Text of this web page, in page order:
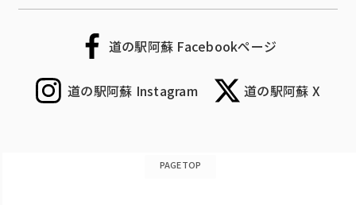
道の駅阿蘇 Facebookページ
道の駅阿蘇 Instagram 道の駅阿蘇 X
PAGETOP